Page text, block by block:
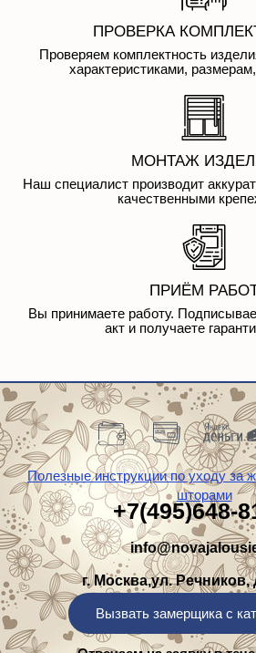
ПРОВЕРКА
Проверяем комплектность
характеристиками,
МОНТАЖ
Наш специалист производит
качественными
ПРИЁМ
Вы принимаете работу.
акт и получаете
Полезные инструкции по уходу за
шторами
+7(495)648-
г. Москва,ул. Речников,
Вызвать замерщика с